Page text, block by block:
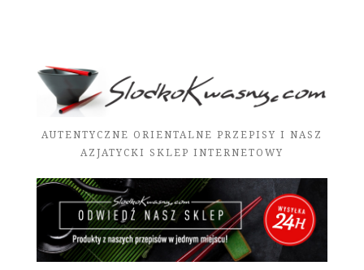
AUTENTYCZNE ORIENTALNE PRZEPISY I NASZ
AZJATYCKI SKLEP INTERNETOWY